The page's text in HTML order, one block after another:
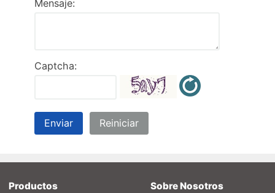
Mensaje:
Captcha:
Enviar Reiniciar
Productos Sobre Nosotros